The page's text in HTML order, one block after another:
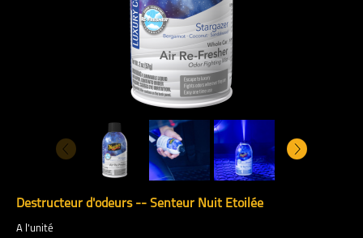
Destructeur d'odeurs -- Senteur Nuit Etoilée
A l'unité